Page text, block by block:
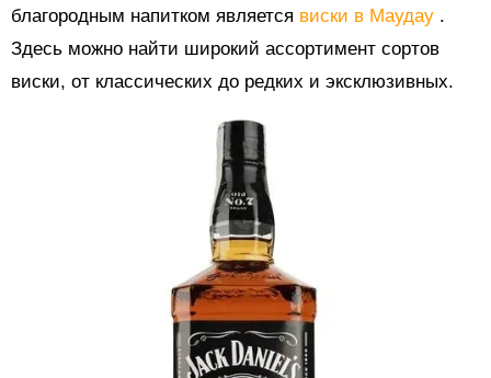
благородным напитком является виски в Маудау .
Здесь можно найти широкий ассортимент сортов
виски, от классических до редких и эксклюзивных.